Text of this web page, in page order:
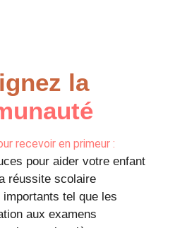
la
recevoir en primeur :
pour aider votre enfant
réussite scolaire
importants tel que les
aux examens